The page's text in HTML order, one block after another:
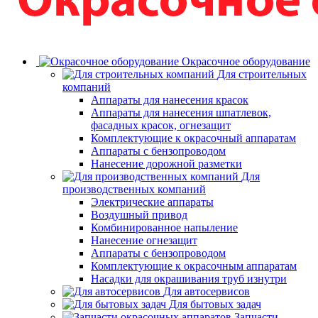
Окрасочное оборудование
Для строительных
компаний
Аппараты для нанесения красок
Аппараты для нанесения шпатлевок,
фасадных красок, огнезащит
Комплектующие к окрасочный аппаратам
Аппараты с бензопроводом
Нанесение дорожной разметки
Для
производственных компаний
Электрические аппараты
Воздушный привод
Комбинированное напыление
Нанесение огнезащит
Аппараты с бензопроводом
Комплектующие к окрасочным аппаратам
Насадки для окрашивания труб изнутри
Для автосервисов
Для бытовых задач